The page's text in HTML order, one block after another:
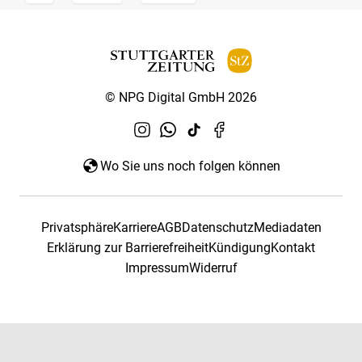
© NPG Digital GmbH 2026
Wo Sie uns noch folgen können
PrivatsphäreKarriereAGBDatenschutzMediadaten
Erklärung zur BarrierefreiheitKündigungKontakt
ImpressumWiderruf